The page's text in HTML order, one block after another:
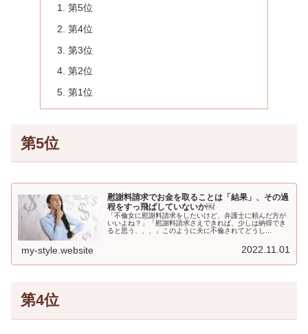
第5位
第4位
第3位
第2位
第1位
第5位
慰謝料請求でお金を取ることは「結果」、その過
程をすっ飛ばしていないか￼
「不倫女に慰謝料請求をしたいけど、弁護士に頼んだ方が
いいよね？」「慰謝料請求さえできれば、少しは納得でき
ると思う、、、」このように夫に不倫されてどうし...
my-style.website 2022.11.01
第4位